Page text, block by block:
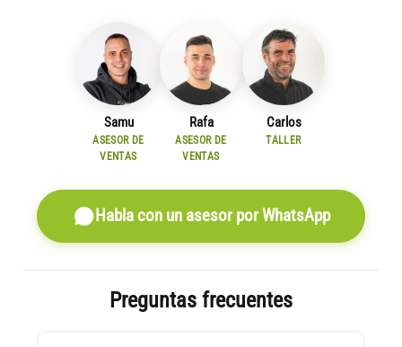
Samu
ASESOR DE
VENTAS
Rafa
ASESOR DE
VENTAS
Carlos
TALLER
Habla con un asesor por WhatsApp
Preguntas frecuentes